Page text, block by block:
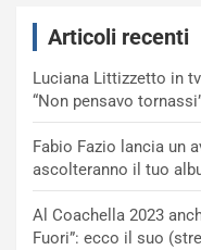
Articoli recenti
Luciana Littizzetto in
“Non pensavo
Fabio Fazio lancia un
ascolteranno il tuo
Al Coachella 2023
Fuori”: ecco il suo